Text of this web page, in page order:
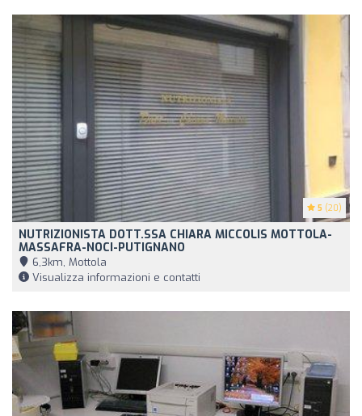
5 (20)
NUTRIZIONISTA DOTT.SSA CHIARA MICCOLIS MOTTOLA-
MASSAFRA-NOCI-PUTIGNANO
6,3km, Mottola
Visualizza informazioni e contatti